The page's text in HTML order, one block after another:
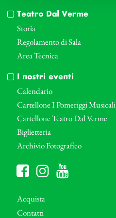
Teatro Dal Verme
Storia
Regolamento di Sala
Area Tecnica
I nostri eventi
Calendario
Cartellone I Pomeriggi Musicali
Cartellone Teatro Dal Verme
Biglietteria
Archivio Fotografico
Acquista
Contatti